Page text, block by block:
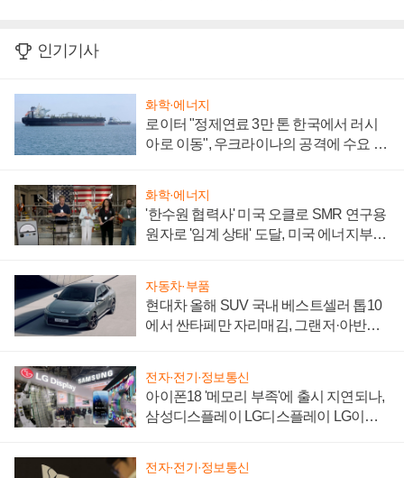
인기기사
화학·에너지
로이터 "정제연료 3만 톤 한국에서 러시
아로 이동", 우크라이나의 공격에 수요 늘
화학·에너지
'한수원 협력사' 미국 오클로 SMR 연구용
원자로 '임계 상태' 도달, 미국 에너지부
자동차·부품
현대차 올해 SUV 국내 베스트셀러 톱10
에서 싼타페만 자리매김, 그랜저·아반떼
전자·전기·정보통신
아이폰18 '메모리 부족'에 출시 지연되나,
삼성디스플레이 LG디스플레이 LG이노
전자·전기·정보통신